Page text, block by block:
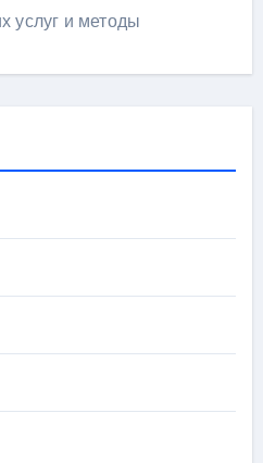
услуг и методы